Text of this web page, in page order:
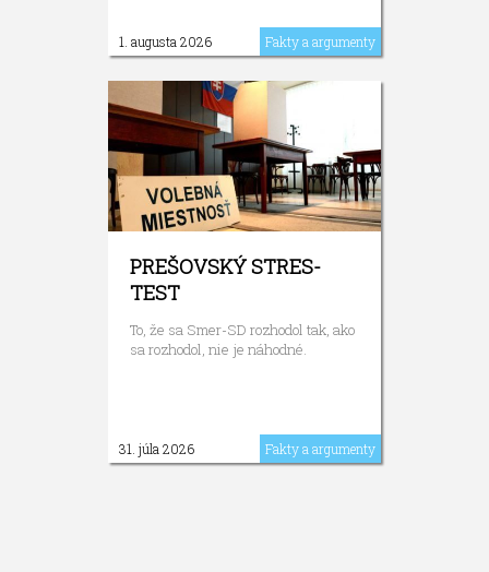
1. augusta 2026 Fakty a argumenty
PREŠOVSKÝ STRES-
TEST
To, že sa Smer-SD rozhodol tak, ako
sa rozhodol, nie je náhodné.
31. júla 2026 Fakty a argumenty